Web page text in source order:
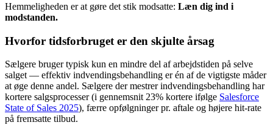
Hemmeligheden er at gøre det stik modsatte: Læn dig ind i
modstanden.
Hvorfor tidsforbruget er den skjulte årsag
Sælgere bruger typisk kun en mindre del af arbejdstiden på selve
salget — effektiv indvendingsbehandling er én af de vigtigste måder
at øge denne andel. Sælgere der mestrer indvendingsbehandling har
kortere salgsprocesser (i gennemsnit 23% kortere ifølge Salesforce
State of Sales 2025), færre opfølgninger pr. aftale og højere hit-rate
på fremsatte tilbud.